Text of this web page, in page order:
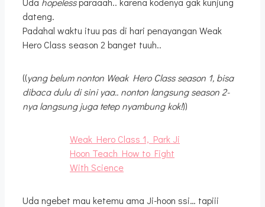
dateng.
Padahal waktu ituu pas di hari penayangan Weak
Hero Class season 2 banget tuuh..
((yang belum nonton Weak Hero Class season 1, bisa
dibaca dulu di sini yaa.. nonton langsung season 2-
nya langsung juga tetep nyambung kok!))
Weak Hero Class 1, Park Ji
Hoon Teach How to Fight
With Science
Uda ngebet mau ketemu ama Ji-hoon ssi… tapiii